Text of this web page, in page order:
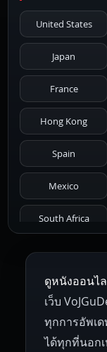
1986 1985
1981 1980
1976 1975
1971 1970
1966 1965
1959
1945
1938
United States
Japan
France
Hong Kong
Spain
Mexico
South Africa
Netherlands
Hungary
Czech Republic
ดูหนังออนไ
เว็บ
ทุกการอัพเ
ได้ทุกที่นอก